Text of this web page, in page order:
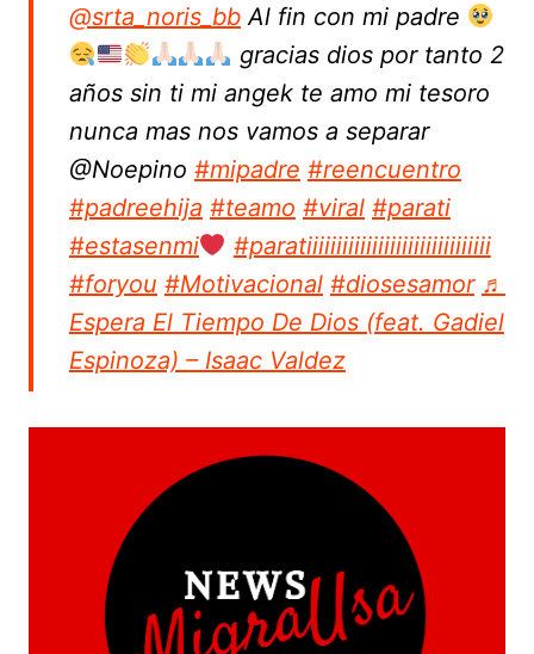
@srta_noris_bbAl fin con mi padre
gracias dios por tanto 2
años sin ti mi angek te amo mi tesoro
nunca mas nos vamos a separar
@Noepino #mipadre #reencuentro
#padreehija #teamo #viral #parati
#estasenmi
#paratiiiiiiiiiiiiiiiiiiiiiiiiiiiiiii
#foryou #Motivacional #diosesamor ♬
Espera El Tiempo De Dios (feat. Gadiel
Espinoza) – Isaac Valdez